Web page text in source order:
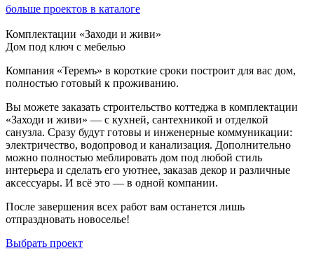
больше проектов в каталоге
Комплектации «Заходи и живи»
Дом под ключ с мебелью
Компания «Теремъ» в короткие сроки построит для вас дом,
полностью готовый к проживанию.
Вы можете заказать строительство коттеджа в комплектации
«Заходи и живи» — с кухней, сантехникой и отделкой
санузла. Сразу будут готовы и инженерные коммуникации:
электричество, водопровод и канализация. Дополнительно
можно полностью меблировать дом под любой стиль
интерьера и сделать его уютнее, заказав декор и различные
аксессуары. И всё это — в одной компании.
После завершения всех работ вам останется лишь
отпраздновать новоселье!
Выбрать проект